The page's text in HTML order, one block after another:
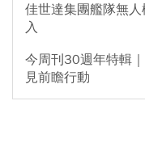
佳世達集團艦隊無
入
今周刊30週年特輯
見前瞻行動